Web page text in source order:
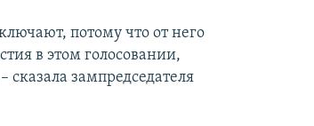
потому что от него
в этом голосовании,
зампредседателя